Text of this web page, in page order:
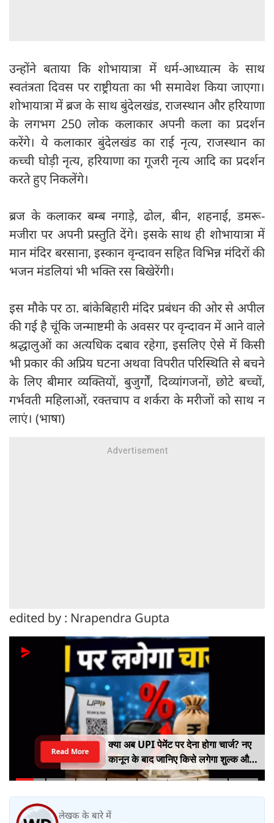
उन्होंने बताया कि शोभायात्रा में धर्म-आध्यात्म के साथ
स्वतंत्रता दिवस पर राष्ट्रीयता का भी समावेश किया जाएगा।
शोभायात्रा में ब्रज के साथ बुंदेलखंड, राजस्थान और हरियाणा
के लगभग 250 लोक कलाकार अपनी कला का प्रदर्शन
करेंगे। ये कलाकार बुंदेलखंड का राई नृत्य, राजस्थान का
कच्ची घोड़ी नृत्य, हरियाणा का गूजरी नृत्य आदि का प्रदर्शन
करते हुए निकलेंगे।
ब्रज के कलाकर बम्ब नगाड़े, ढोल, बीन, शहनाई, डमरू-
मजीरा पर अपनी प्रस्तुति देंगे। इसके साथ ही शोभायात्रा में
मान मंदिर बरसाना, इस्कान वृन्दावन सहित विभिन्न मंदिरों की
भजन मंडलियां भी भक्ति रस बिखेरेंगी।
इस मौके पर ठा. बांकेबिहारी मंदिर प्रबंधन की ओर से अपील
की गई है चूंकि जन्माष्टमी के अवसर पर वृन्दावन में आने वाले
श्रद्धालुओं का अत्यधिक दबाव रहेगा, इसलिए ऐसे में किसी
भी प्रकार की अप्रिय घटना अथवा विपरीत परिस्थिति से बचने
के लिए बीमार व्यक्तियों, बुजुर्गों, दिव्यांगजनों, छोटे बच्चों,
गर्भवती महिलाओं, रक्तचाप व शर्करा के मरीजों को साथ न
लाएं। (भाषा)
edited by : Nrapendra Gupta
क्या अब UPI पेमेंट पर देना होगा चार्ज? नए
कानून के बाद जानिए किसे लगेगा शुल्क और
किसे नहीं
Read More
लेखक के बारे में